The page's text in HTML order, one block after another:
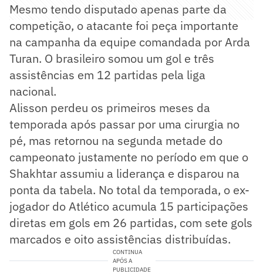
Mesmo tendo disputado apenas parte da
competição, o atacante foi peça importante
na campanha da equipe comandada por Arda
Turan. O brasileiro somou um gol e três
assistências em 12 partidas pela liga
nacional.
Alisson perdeu os primeiros meses da
temporada após passar por uma cirurgia no
pé, mas retornou na segunda metade do
campeonato justamente no período em que o
Shakhtar assumiu a liderança e disparou na
ponta da tabela. No total da temporada, o ex-
jogador do Atlético acumula 15 participações
diretas em gols em 26 partidas, com sete gols
marcados e oito assistências distribuídas.
CONTINUA
APÓS A
PUBLICIDADE